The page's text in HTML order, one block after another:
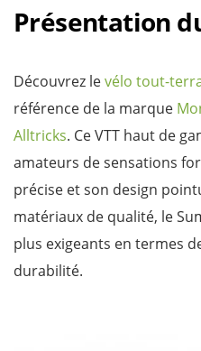
Présentation
Découvrez levélo tout-
référence de la marque
Alltricks. Ce VTT haut de
amateurs de sensations
précise et son design
matériaux de qualité, le
plus exigeants en termes
durabilité.